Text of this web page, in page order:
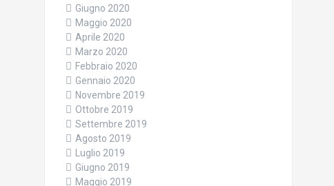
Giugno 2020
Maggio 2020
Aprile 2020
Marzo 2020
Febbraio 2020
Gennaio 2020
Novembre 2019
Ottobre 2019
Settembre 2019
Agosto 2019
Luglio 2019
Giugno 2019
Maggio 2019